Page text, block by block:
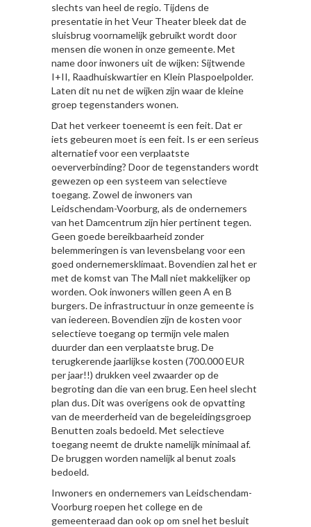
slechts van heel de regio. Tijdens de
presentatie in het Veur Theater bleek dat de
sluisbrug voornamelijk gebruikt wordt door
mensen die wonen in onze gemeente. Met
name door inwoners uit de wijken: Sijtwende
I+II, Raadhuiskwartier en Klein Plaspoelpolder.
Laten dit nu net de wijken zijn waar de kleine
groep tegenstanders wonen.
Dat het verkeer toeneemt is een feit. Dat er
iets gebeuren moet is een feit. Is er een serieus
alternatief voor een verplaatste
oeververbinding? Door de tegenstanders wordt
gewezen op een systeem van selectieve
toegang. Zowel de inwoners van
Leidschendam-Voorburg, als de ondernemers
van het Damcentrum zijn hier pertinent tegen.
Geen goede bereikbaarheid zonder
belemmeringen is van levensbelang voor een
goed ondernemersklimaat. Bovendien zal het er
met de komst van The Mall niet makkelijker op
worden. Ook inwoners willen geen A en B
burgers. De infrastructuur in onze gemeente is
van iedereen. Bovendien zijn de kosten voor
selectieve toegang op termijn vele malen
duurder dan een verplaatste brug. De
terugkerende jaarlijkse kosten (700.000 EUR
per jaar!!) drukken veel zwaarder op de
begroting dan die van een brug. Een heel slecht
plan dus. Dit was overigens ook de opvatting
van de meerderheid van de begeleidingsgroep
Benutten zoals bedoeld. Met selectieve
toegang neemt de drukte namelijk minimaal af.
De bruggen worden namelijk al benut zoals
bedoeld.
Inwoners en ondernemers van Leidschendam-
Voorburg roepen het college en de
gemeenteraad dan ook op om snel het besluit